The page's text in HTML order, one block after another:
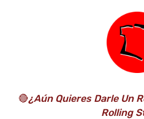
🔴¿Aún Quieres Darle Un
Rolling